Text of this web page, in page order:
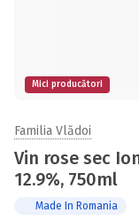
Mici producători
Familia Vlădoi
Vin rose sec
12.9%, 750ml
Made In Romania